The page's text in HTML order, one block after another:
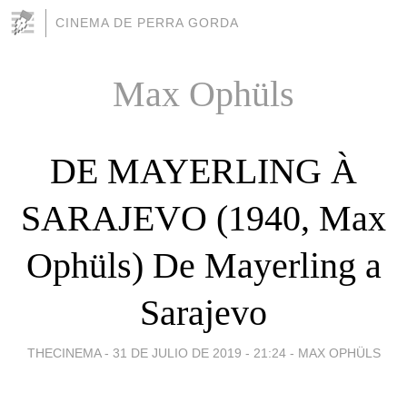
CINEMA DE PERRA GORDA
Max Ophüls
DE MAYERLING À
SARAJEVO (1940, Max
Ophüls) De Mayerling a
Sarajevo
THECINEMA - 31 DE JULIO DE 2019 - 21:24 - MAX OPHÜLS